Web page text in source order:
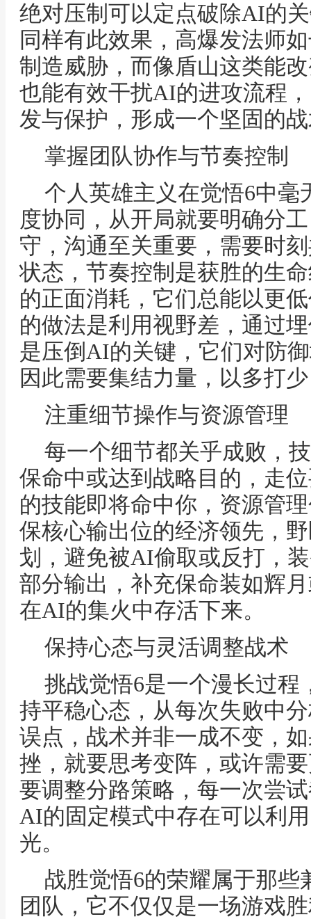
绝对压制可以定点破除AI的
同样有此效果，高爆发法师
制造威胁，而像盾山这类能
也能有效干扰AI的进攻流程
发与保护，形成一个坚固的
掌握团队协作与节奏控制
个人英雄主义在觉悟6中毫
度协同，从开局就要明确分
守，沟通至关重要，需要时
状态，节奏控制是获胜的生
的正面消耗，它们总能以更
的做法是利用视野差，通过
是压倒AI的关键，它们对防
因此需要集结力量，以多打
注重细节操作与资源管理
每一个细节都关乎成败，
保命中或达到战略目的，走
的技能即将命中你，资源管
保核心输出位的经济领先，
划，避免被AI偷取或反打，
部分输出，补充保命装如辉
在AI的集火中存活下来。
保持心态与灵活调整战术
挑战觉悟6是一个漫长过程
持平稳心态，从每次失败中
误点，战术并非一成不变，
挫，就要思考变阵，或许需
要调整分路策略，每一次尝
AI的固定模式中存在可以利
光。
战胜觉悟6的荣耀属于那
团队，它不仅仅是一场游戏